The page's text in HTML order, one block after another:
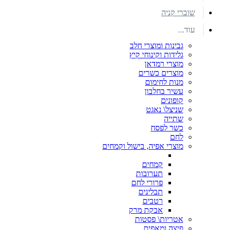
שוברי קניה
עוד...
גבינות ומוצרי חלב
גלידות וקינוחי קיץ
מוצרי רמדאן
מוצרים כשרים
מנות לחימום
עשיר בחלבון
קופונים
שניצל\ נאגט
שתייה
כשר לפסח
לחם
מוצרי אפיה, בישול וקמחים
קמחים
תערובות
פרורי לחם
תבלינים
רטבים
אבקת מרק
אטריות\ פסטות
פיצה ומאפים